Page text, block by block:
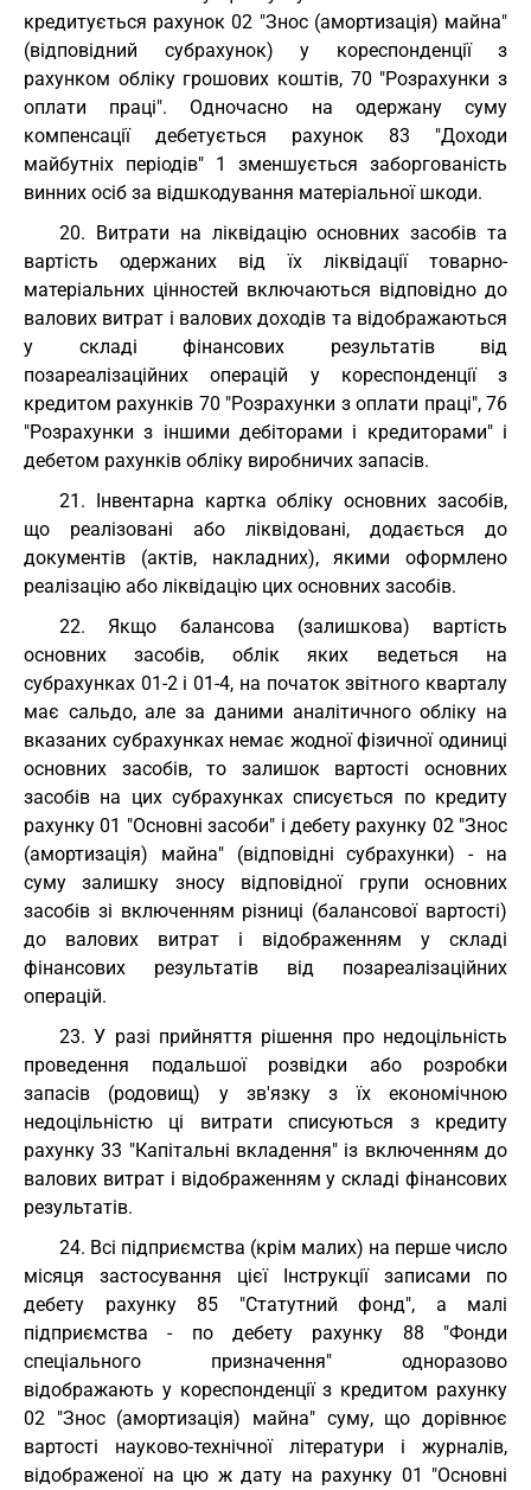
кредитується рахунок 02 "Знос (амортизація) майна"
(відповідний субрахунок) у кореспонденції з
рахунком обліку грошових коштів, 70 "Розрахунки з
оплати праці". Одночасно на одержану суму
компенсації дебетується рахунок 83 "Доходи
майбутніх періодів" 1 зменшується заборгованість
винних осіб за відшкодування матеріальної шкоди.
20. Витрати на ліквідацію основних засобів та
вартість одержаних від їх ліквідації товарно-
матеріальних цінностей включаються відповідно до
валових витрат і валових доходів та відображаються
у складі фінансових результатів від
позареалізаційних операцій у кореспонденції з
кредитом рахунків 70 "Розрахунки з оплати праці", 76
"Розрахунки з іншими дебіторами і кредиторами" і
дебетом рахунків обліку виробничих запасів.
21. Інвентарна картка обліку основних засобів,
що реалізовані або ліквідовані, додається до
документів (актів, накладних), якими оформлено
реалізацію або ліквідацію цих основних засобів.
22. Якщо балансова (залишкова) вартість
основних засобів, облік яких ведеться на
субрахунках 01-2 і 01-4, на початок звітного кварталу
має сальдо, але за даними аналітичного обліку на
вказаних субрахунках немає жодної фізичної одиниці
основних засобів, то залишок вартості основних
засобів на цих субрахунках списується по кредиту
рахунку 01 "Основні засоби" і дебету рахунку 02 "Знос
(амортизація) майна" (відповідні субрахунки) - на
суму залишку зносу відповідної групи основних
засобів зі включенням різниці (балансової вартості)
до валових витрат і відображенням у складі
фінансових результатів від позареалізаційних
операцій.
23. У разі прийняття рішення про недоцільність
проведення подальшої розвідки або розробки
запасів (родовищ) у зв'язку з їх економічною
недоцільністю ці витрати списуються з кредиту
рахунку 33 "Капітальні вкладення" із включенням до
валових витрат і відображенням у складі фінансових
результатів.
24. Всі підприємства (крім малих) на перше число
місяця застосування цієї Інструкції записами по
дебету рахунку 85 "Статутний фонд", а малі
підприємства - по дебету рахунку 88 "Фонди
спеціального призначення" одноразово
відображають у кореспонденції з кредитом рахунку
02 "Знос (амортизація) майна" суму, що дорівнює
вартості науково-технічної літератури і журналів,
відображеної на цю ж дату на рахунку 01 "Основні